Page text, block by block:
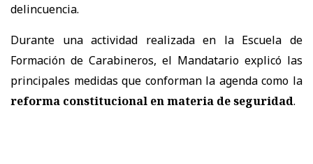
delincuencia.
Durante una actividad realizada en la Escuela de
Formación de Carabineros, el Mandatario explicó las
principales medidas que conforman la agenda como la
reforma constitucional en materia de seguridad.